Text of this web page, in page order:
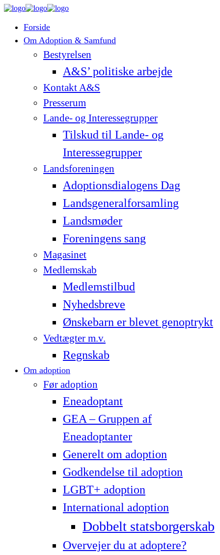
Forside
Om Adoption & Samfund
Bestyrelsen
A&S’ politiske arbejde
Kontakt A&S
Presserum
Lande- og Interessegrupper
Tilskud til Lande- og
Interessegrupper
Landsforeningen
Adoptionsdialogens Dag
Landsgeneralforsamling
Landsmøder
Foreningens sang
Magasinet
Medlemskab
Medlemstilbud
Nyhedsbreve
Ønskebarn er blevet genoptrykt
Vedtægter m.v.
Regnskab
Om adoption
Før adoption
Eneadoptant
GEA – Gruppen af
Eneadoptanter
Generelt om adoption
Godkendelse til adoption
LG­BT+ adoption
International adoption
Dobbelt statsborgerskab
Overvejer du at adoptere?